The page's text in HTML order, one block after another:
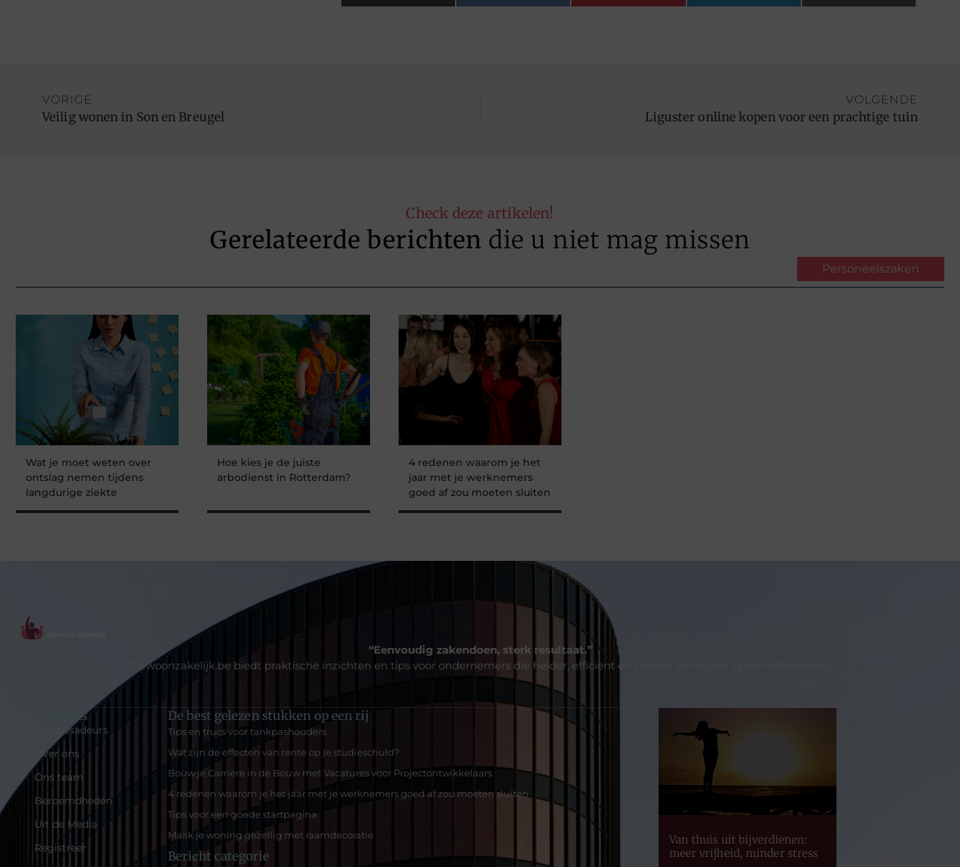
VORIGE
Veilig wonen in Son en Breugel
VOLGENDE
Liguster online kopen voor een prachtige tuin
Check deze artikelen!
Gerelateerde berichten die u niet mag missen
Personeelszaken
Wat je moet weten over
ontslag nemen tijdens
langdurige ziekte
Hoe kies je de juiste
arbodienst in Rotterdam?
4 redenen waarom je het
jaar met je werknemers
goed af zou moeten sluiten
“Eenvoudig zakendoen, sterk resultaat.”
Gewoonzakelijk.be biedt praktische inzichten en tips voor ondernemers die helder, efficiënt en zonder omwegen zaken willen doen.
Sitelinks
Ambassadeurs
Over ons
Ons team
Beroemdheden
Uit de Media
Registreer
De best gelezen stukken op een rij
Tips en trucs voor tankpashouders
Wat zijn de effecten van rente op je studieschuld?
Bouw je Carrière in de Bouw met Vacatures voor Projectontwikkelaars
4 redenen waarom je het jaar met je werknemers goed af zou moeten sluiten
Tips voor een goede startpagina
Maak je woning gezellig met raamdecoratie
Bericht categorie
Van thuis uit bijverdienen:
meer vrijheid, minder stress